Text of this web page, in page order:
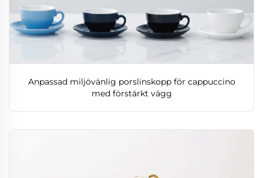
Anpassad miljövänlig porslinskopp för cappuccino
med förstärkt vägg